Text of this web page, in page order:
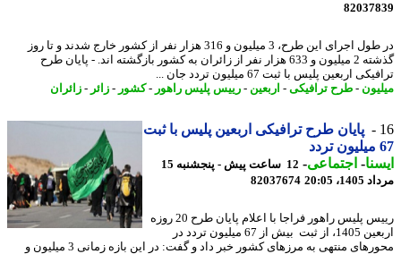
در طول اجرای این طرح، 3 میلیون و 316 هزار نفر از کشور خارج شدند و تا روز
گذشته 2 میلیون و 633 هزار نفر از زائران به کشور بازگشته اند. - پایان طرح
اربعین پلیس با ثبت 67 میلیون تردد جان ...
-طرح ترافیکی-اربعین -رییس پلیس راهور -کشور-زائر - زائران
پایان طرح ترافیکی اربعین پلیس با ثبت
-اجتماعی-
12 ساعت پیش - پنجشنبه 15
20:05
82037674
رییس پلیس راهور فراجا با اعلام پایان طرح 20 روزه
اربعین 1405، از ثبت بیش از 67 میلیون تردد در
محورهای منتهی به مرزهای کشور خبر داد و گفت: در این بازه زمانی 3 میلیون و